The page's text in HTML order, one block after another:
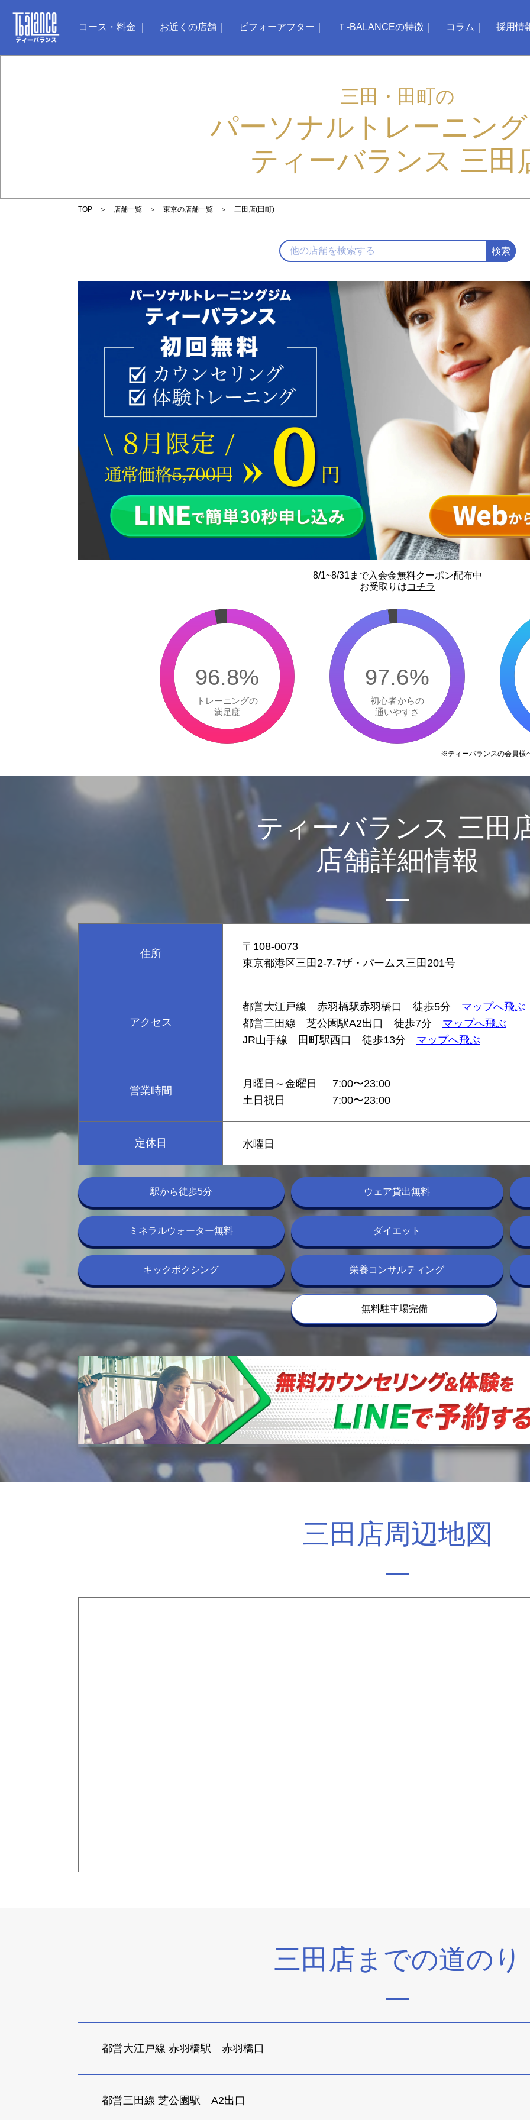
コース・料金 お近くの店舗 ビフォーアフター Ｔ-BALANCEの特徴 コラム 採用情
三田・田町の
パーソナルトレーニン
ティーバランス 三田
TOP 店舗一覧 東京の店舗一覧 三田店(田町)
検索
8/1~8/31まで入会金無料クーポン配布中
お受取りはコチラ
96.8%
トレーニングの
満足度
97.6%
初心者からの
通いやすさ
※ティーバランスの会員様
ティーバランス 三田
店舗詳細情報
住所
〒108-0073
東京都港区三田2-7-7ザ・パームス三田201号
アクセス
都営大江戸線 赤羽橋駅赤羽橋口 徒歩5分 マップへ飛ぶ
都営三田線 芝公園駅A2出口 徒歩7分 マップへ飛ぶ
JR山手線 田町駅西口 徒歩13分 マップへ飛ぶ
営業時間
月曜日～金曜日
7:00〜23:00
土日祝日
7:00〜23:00
定休日 水曜日
駅から徒歩5分 ウェア貸出無料
ミネラルウォーター無料 ダイエット
キックボクシング 栄養コンサルティング
無料駐車場完備
三田店周辺地図
三田店までの道のり
都営大江戸線 赤羽橋駅 赤羽橋口
都営三田線 芝公園駅 A2出口